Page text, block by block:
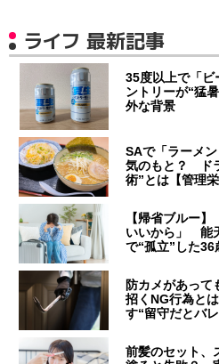
ライフ 最新記事
35度以上で「
ントリーが“猛
外な背景
SAで「ラーメ
気のもと？ ド
術”とは【管理
【帰省ブルー
いいから」 能
で“孤立”した36
防カメがあっ
招くNG行為と
す“留守だとバ
前髪のセット、